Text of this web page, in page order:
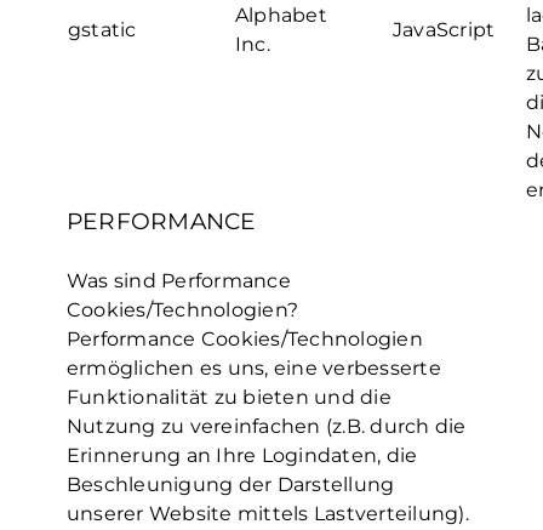
gstatic
Alphabet
Inc.
JavaScript
PERFORMANCE
Was sind Performance
Cookies/Technologien?
Performance Cookies/Technologien
ermöglichen es uns, eine verbesserte
Funktionalität zu bieten und die
Nutzung zu vereinfachen (z.B. durch die
Erinnerung an Ihre Logindaten, die
Beschleunigung der Darstellung
unserer Website mittels Lastverteilung).